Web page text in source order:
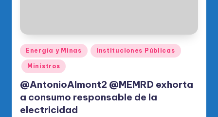
Publicado
en
Energía y Minas Instituciones Públicas
Ministros
@AntonioAlmont2 @MEMRD exhorta
a consumo responsable de la
electricidad